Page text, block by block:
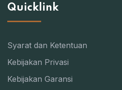
Quicklink
Syarat dan Ketentuan
Kebijakan Privasi
Kebijakan Garansi